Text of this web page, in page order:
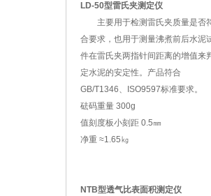
LD-50型雷氏夹测定仪
主要用于检测雷氏夹质量是否
合要求，也用于测量沸煮前后水泥
件在雷氏夹两指针间距离的增值来
定水泥的安定性。产品符合
GB/T1346、ISO9597标准要求。
砝码重量 300g
值刻度板小刻距 0.5㎜
净重 ≈1.65㎏
NTB型透气比表面积测定仪